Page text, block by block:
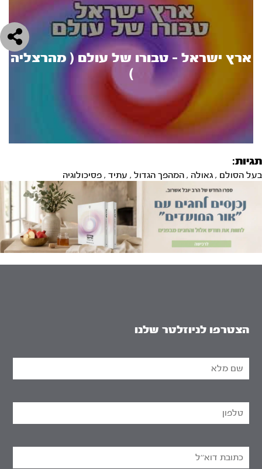
ארץ ישראל - טבורו של עולם ( מהרצליה
)
תגיות:
בעל הסולם , גאולה , המהפך הגדול , עתיד , פסיכולוגיה
הצטרפו לניוזלטר שלנו